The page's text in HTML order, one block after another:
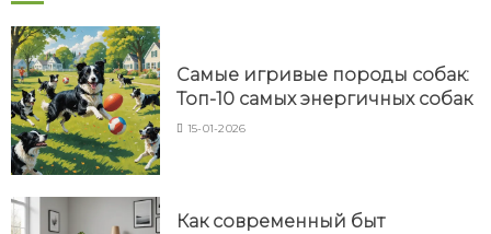
Самые игривые породы собак:
Топ-10 самых энергичных собак
15-01-2026
Как современный быт